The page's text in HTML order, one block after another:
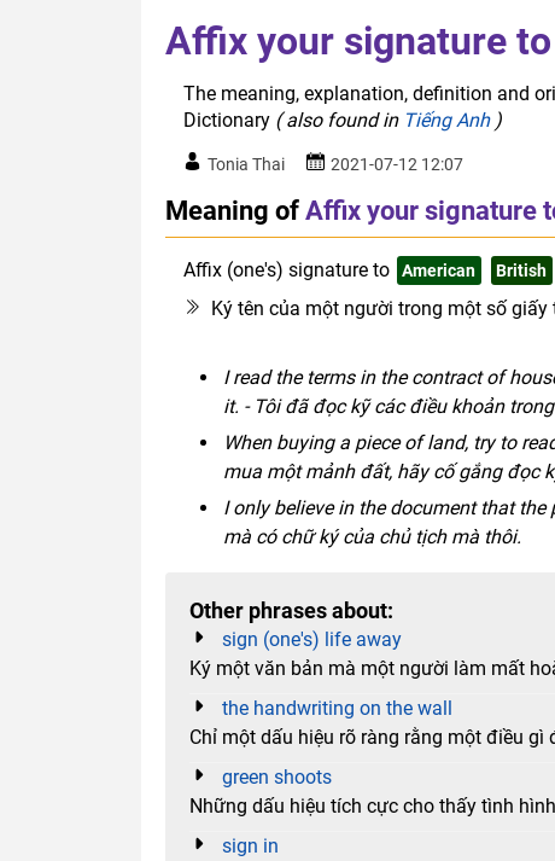
Affix your signature to
The meaning, explanation, definition and
Dictionary ( also found in Tiếng Anh)
Tonia Thai 2021-07-12 12:07
Meaning ofAffix your signature
Affix (one's) signature to American British
Ký tên của một người trong một số giấy
I read the terms in the contract of
it. - Tôi đã đọc kỹ các điều khoản
When buying a piece of land, try to
mua một mảnh đất, hãy cố gắng đọc
I only believe in the document that
mà có chữ ký của chủ tịch mà thôi.
Other phrases about:
sign (one's) life away
Ký một văn bản mà một người làm mất
the handwriting on the wall
Chỉ một dấu hiệu rõ ràng rằng một điều gì
green shoots
Những dấu hiệu tích cực cho thấy tình
sign in